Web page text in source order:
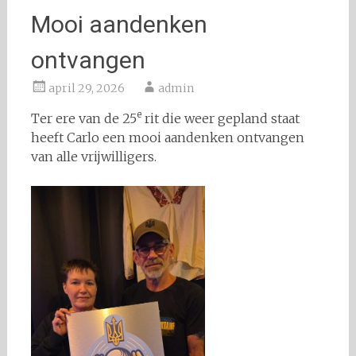
Mooi aandenken
ontvangen
april 29, 2026 admin
Ter ere van de 25erit die weer gepland staat
heeft Carlo een mooi aandenken ontvangen
van alle vrijwilligers.